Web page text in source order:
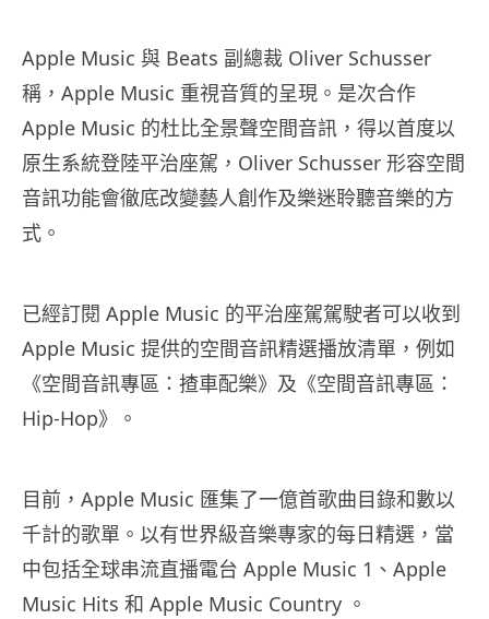
Apple Music 與 Beats 副總裁 Oliver Schusser
稱，Apple Music 重視音質的呈現。是次合作
Apple Music 的杜比全景聲空間音訊，得以首度以
原生系統登陸平治座駕，Oliver Schusser 形容空間
音訊功能會徹底改變藝人創作及樂迷聆聽音樂的方
式。
已經訂閱 Apple Music 的平治座駕駕駛者可以收到
Apple Music 提供的空間音訊精選播放清單，例如
《空間音訊專區：揸車配樂》及《空間音訊專區：
Hip-Hop》。
目前，Apple Music 匯集了一億首歌曲目錄和數以
千計的歌單。以有世界級音樂專家的每日精選，當
中包括全球串流直播電台 Apple Music 1、Apple
Music Hits 和 Apple Music Country 。